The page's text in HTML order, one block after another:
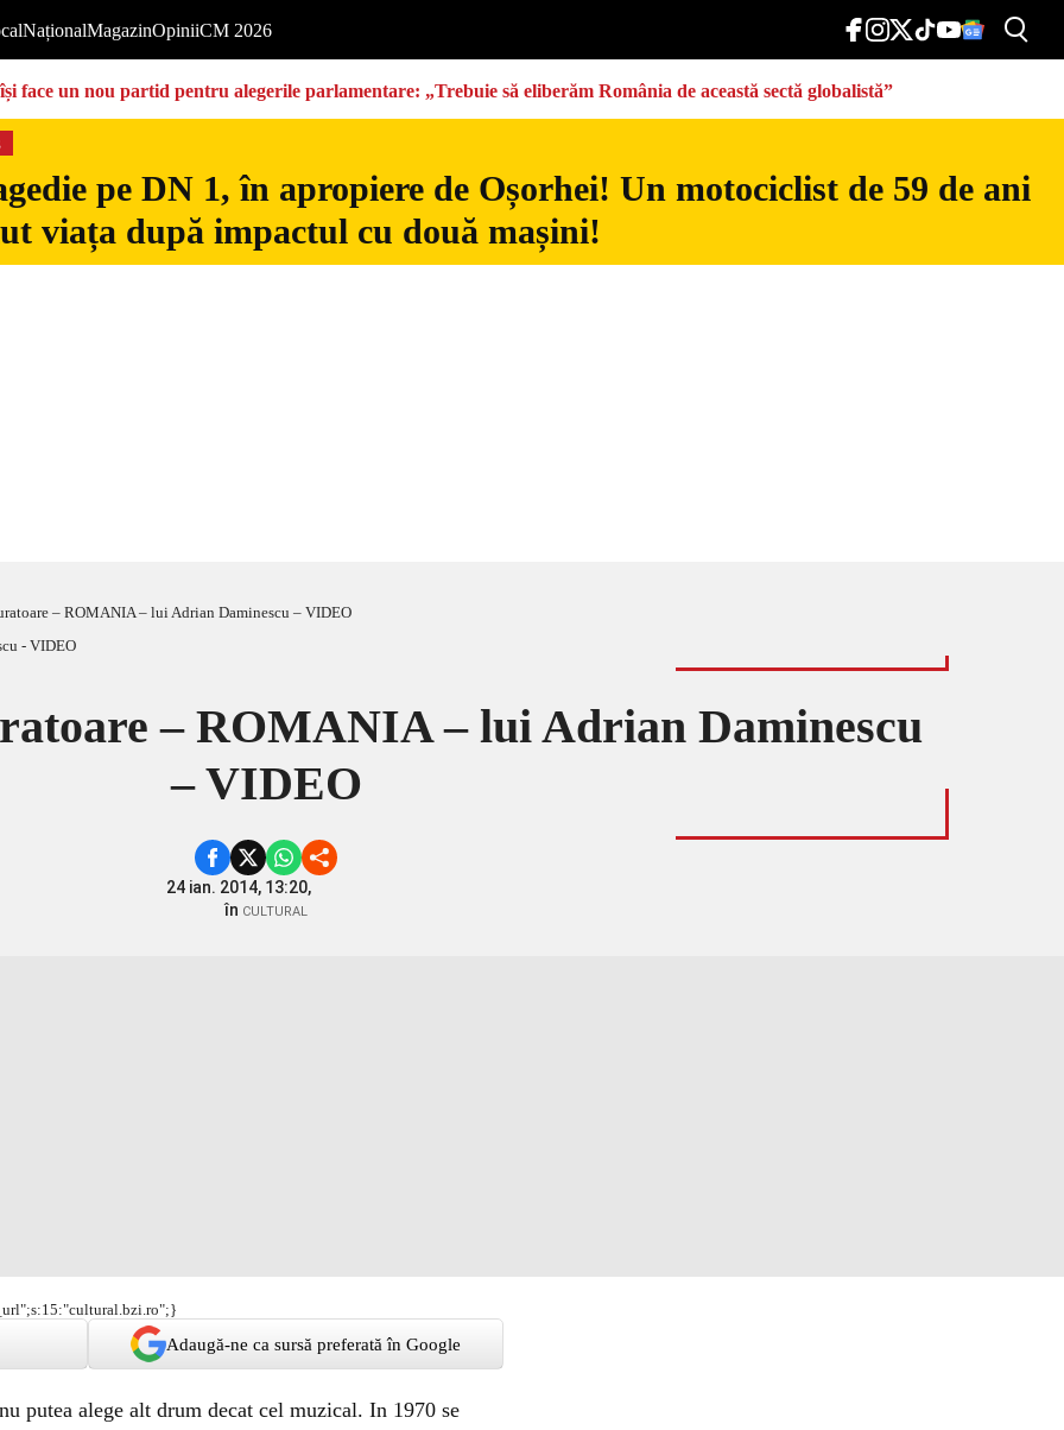
NaționalMagazinOpiniiCM 2026
face un nou partid pentru alegerile parlamentare: „Trebuie să eliberăm România de această sectă globalistă”
pe DN 1, în apropiere de Oșorhei! Un motociclist de 59 de ani
viața după impactul cu două mașini!
– ROMANIA – lui Adrian Daminescu – VIDEO
– ROMANIA – lui Adrian Daminescu
– VIDEO
24 ian. 2014, 13:20,
în CULTURAL
Adaugă-ne ca sursă preferată în Google
putea alege alt drum decat cel muzical. In 1970 se